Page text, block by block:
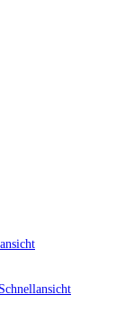
Schnellansicht